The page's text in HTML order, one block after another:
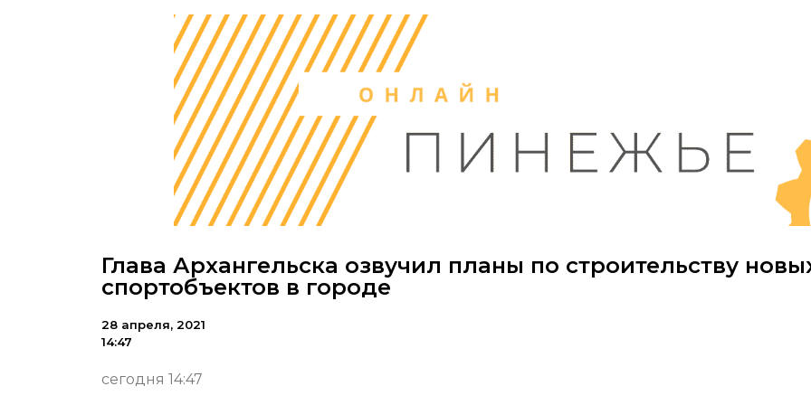
Глава Архангельска озвучил планы по строительству
спортобъектов в городе
28 апреля, 2021
14:47
сегодня 14:47